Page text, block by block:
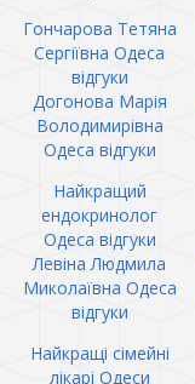
Гончарова Тетяна
Сергіївна Одеса
відгуки
Догонова Марія
Володимирівна
Одеса відгуки
Найкращий
ендокринолог
Одеса відгуки
Левіна Людмила
Миколаївна Одеса
відгуки
Найкращі сімейні
лікарі Одеси